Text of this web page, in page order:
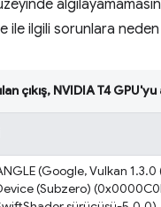
ile ilgili sorunlara
çıkış, NVIDIA T4 GPU'yu
(Google, Vulkan
(Subzero)